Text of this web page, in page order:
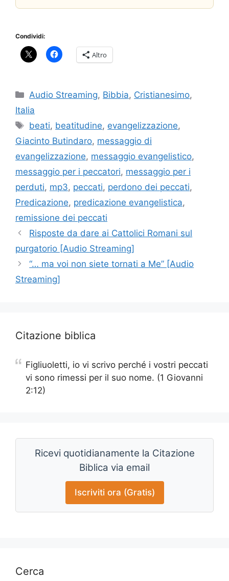
Condividi:
Altro
Categorie
Audio Streaming, Bibbia, Cristianesimo,
Italia
Tag
beati, beatitudine, evangelizzazione,
Giacinto Butindaro, messaggio di
evangelizzazione, messaggio evangelistico,
messaggio per i peccatori, messaggio per i
perduti, mp3, peccati, perdono dei peccati,
Predicazione, predicazione evangelistica,
remissione dei peccati
Risposte da dare ai Cattolici Romani sul
purgatorio [Audio Streaming]
“… ma voi non siete tornati a Me” [Audio
Streaming]
Citazione biblica
Figliuoletti, io vi scrivo perché i vostri peccati
vi sono rimessi per il suo nome. (1 Giovanni
2:12)
Ricevi quotidianamente la Citazione
Biblica via email
Iscriviti ora (Gratis)
Cerca